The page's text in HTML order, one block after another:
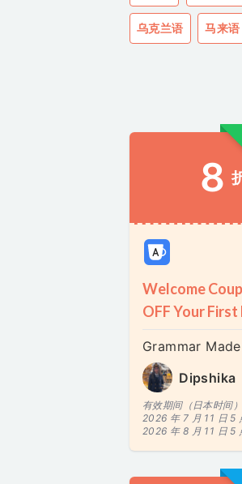
乌克兰语 马来语
8
Welcome
OFF Your First
Grammar
Dipshika
有效期间（日本时间）
2026 年 7 月 11 日 5
2026 年 8 月 11 日 5